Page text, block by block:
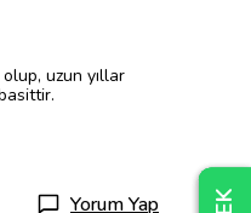
uzun yıllar
Yorum Yap